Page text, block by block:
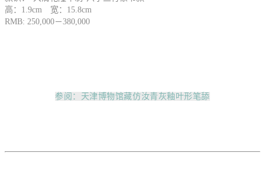
高：1.9cm 宽：15.8cm
RMB: 250,000－380,000
参阅：天津博物馆藏仿汝青灰釉叶形笔舔